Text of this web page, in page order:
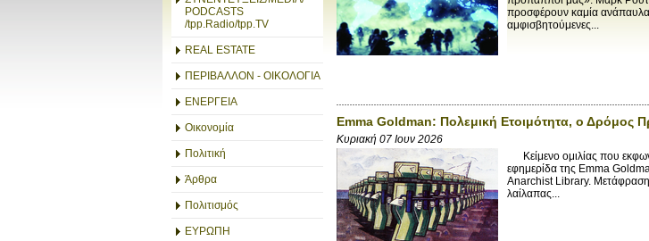
PODCASTS
/tpp.Radio/tpp.TV
REAL ESTATE
ΠΕΡΙΒΑΛΛΟΝ - ΟΙΚΟΛΟΓΙΑ
ΕΝΕΡΓΕΙΑ
Οικονομία
Πολιτική
Άρθρα
Πολιτισμός
ΕΥΡΩΠΗ
προσφέρουν καμία ανάπαυλα
αμφισβητούμενες...
Emma Goldman: Πολεμική Ετοιμότητα, ο Δρόμος
Κυριακή 07 Ιουν 2026
Κείμενο ομιλίας που
εφημερίδα της Emma
Anarchist Library.
λαίλαπας...